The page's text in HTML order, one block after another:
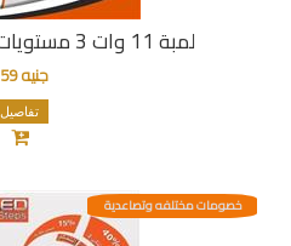
لمبة 11 وات 3 مستويات اصفر1521 ليومن
جنيه 159
تفاصيل
خصومات مختلفه وتصاعدية